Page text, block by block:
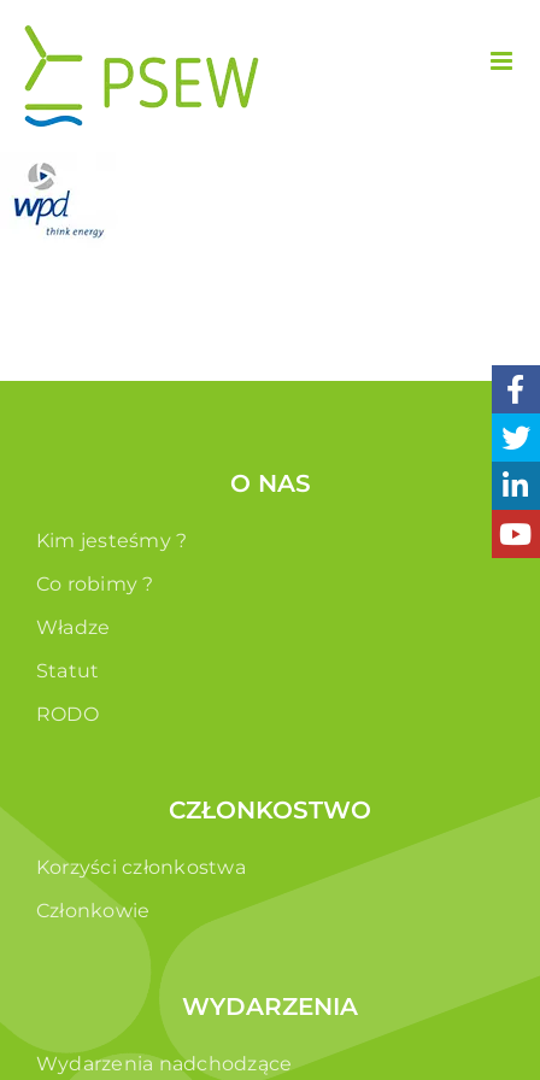
zawartości
O NAS
Kim jesteśmy ?
Co robimy ?
Władze
Statut
RODO
CZŁONKOSTWO
Korzyści członkostwa
Członkowie
WYDARZENIA
Wydarzenia nadchodzące